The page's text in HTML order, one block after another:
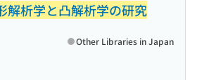
解析学と凸解析学の研究
Other Libraries in Japan